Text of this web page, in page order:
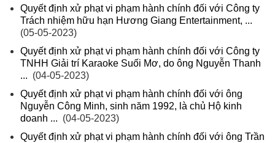
Quyết định xử phạt vi phạm hành chính đối với Công ty
Trách nhiệm hữu hạn Hương Giang Entertainment, ...
(05-05-2023)
Quyết định xử phạt vi phạm hành chính đối với Công ty
TNHH Giải trí Karaoke Suối Mơ, do ông Nguyễn Thanh
... (04-05-2023)
Quyết định xử phạt vi phạm hành chính đối với ông
Nguyễn Công Minh, sinh năm 1992, là chủ Hộ kinh
doanh ... (04-05-2023)
Quyết định xử phạt vi phạm hành chính đối với ông Trần